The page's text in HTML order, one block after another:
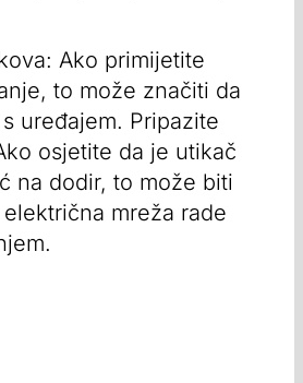
Ako primijetite
to može značiti da
uređajem. Pripazite
osjetite da je utikač
na dodir, to može biti
mreža rade